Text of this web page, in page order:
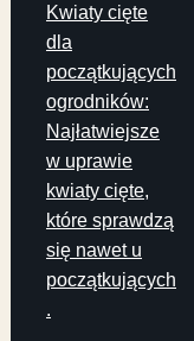
Kwiaty cięte
dla
początkujących
ogrodników:
Najłatwiejsze
w uprawie
kwiaty cięte,
które sprawdzą
się nawet u
początkujących
.